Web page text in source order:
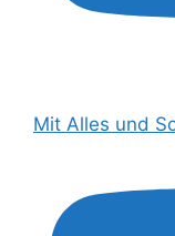
Mit Alles und